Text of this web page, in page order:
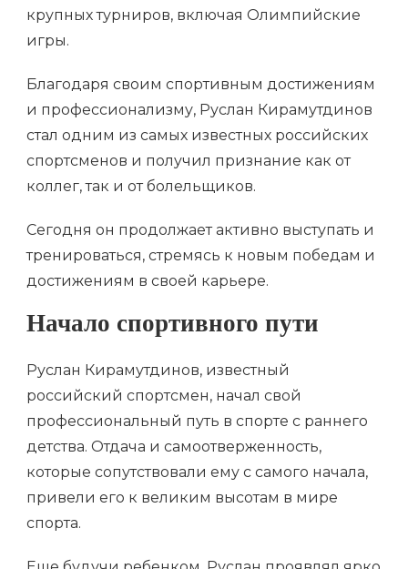
крупных турниров, включая Олимпийские
игры.
Благодаря своим спортивным достижениям
и профессионализму, Руслан Кирамутдинов
стал одним из самых известных российских
спортсменов и получил признание как от
коллег, так и от болельщиков.
Сегодня он продолжает активно выступать и
тренироваться, стремясь к новым победам и
достижениям в своей карьере.
Начало спортивного пути
Руслан Кирамутдинов, известный
российский спортсмен, начал свой
профессиональный путь в спорте с раннего
детства. Отдача и самоотверженность,
которые сопутствовали ему с самого начала,
привели его к великим высотам в мире
спорта.